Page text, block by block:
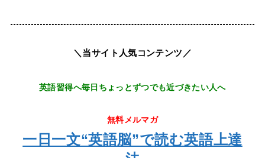
＼当サイト人気コンテンツ／
英語習得へ毎日ちょっとずつでも近づきたい人へ
無料メルマガ
一日一文“英語脳”で読む英語上達